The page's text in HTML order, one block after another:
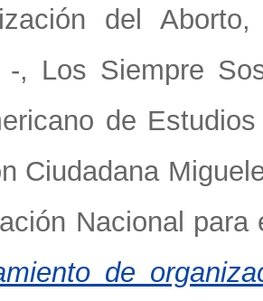
del
-, Los Siempre
de
Ciudadana
Nacional
de